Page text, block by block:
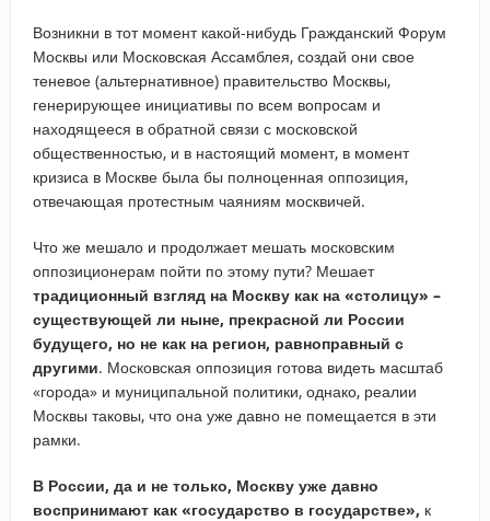
Возникни в тот момент какой-нибудь Гражданский Форум
Москвы или Московская Ассамблея, создай они свое
теневое (альтернативное) правительство Москвы,
генерирующее инициативы по всем вопросам и
находящееся в обратной связи с московской
общественностью, и в настоящий момент, в момент
кризиса в Москве была бы полноценная оппозиция,
отвечающая протестным чаяниям москвичей.
Что же мешало и продолжает мешать московским
оппозиционерам пойти по этому пути? Мешает
традиционный взгляд на Москву как на «столицу» –
существующей ли ныне, прекрасной ли России
будущего, но не как на регион, равноправный с
другими. Московская оппозиция готова видеть масштаб
«города» и муниципальной политики, однако, реалии
Москвы таковы, что она уже давно не помещается в эти
рамки.
В России, да и не только, Москву уже давно
воспринимают как «государство в государстве», к